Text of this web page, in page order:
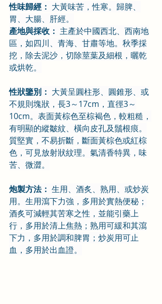
性味歸經： 大黃味苦，性寒。歸脾、
胃、大腸、肝經。
產地與採收： 主產於中國西北、西南地
區，如四川、青海、甘肅等地。秋季採
挖，除去泥沙，切除莖葉及細根，曬乾
或烘乾。
性狀鑒別： 大黃呈圓柱形、圓錐形、或
不規則塊狀，長3～17cm，直徑3～
10cm。表面黃棕色至棕褐色，較粗糙，
有明顯的縱皺紋、橫向皮孔及鬚根痕。
質堅實，不易折斷，斷面黃棕色或紅棕
色，可見放射狀紋理。氣清香特異，味
苦、微澀。
炮製方法： 生用、酒炙、熟用、或炒炭
用。生用瀉下力強，多用於實熱便秘；
酒炙可減輕其苦寒之性，並能引藥上
行，多用於清上焦熱；熟用可緩和其瀉
下力，多用於調和脾胃；炒炭用可止
血，多用於出血證。